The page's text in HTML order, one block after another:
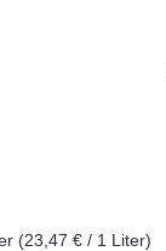
(23,47 € / 1 Liter)